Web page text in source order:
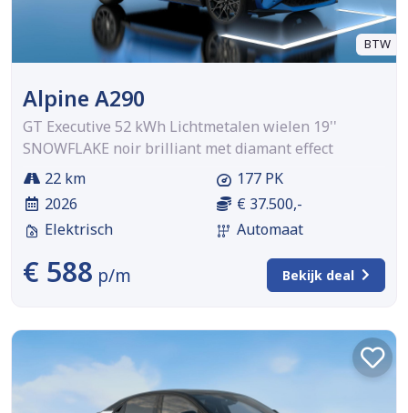
BTW
Alpine A290
GT Executive 52 kWh Lichtmetalen wielen 19''
SNOWFLAKE noir brilliant met diamant effect
22 km
2026
Elektrisch
177 PK
€ 37.500,-
Automaat
€ 588 p/m Bekijk deal